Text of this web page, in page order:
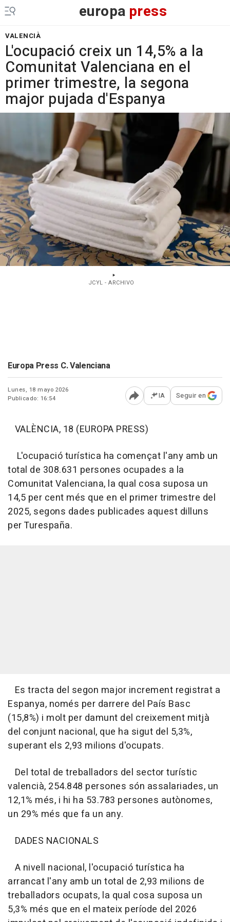
europa press
VALENCIÀ
L'ocupació creix un 14,5% a la
Comunitat Valenciana en el
primer trimestre, la segona
major pujada d'Espanya
JCYL - ARCHIVO
Europa Press C. Valenciana
Lunes, 18 mayo 2026
Publicado: 16:54
Abrir opciones para
IA Seguir en
VALÈNCIA, 18 (EUROPA PRESS)
L'ocupació turística ha començat l'any amb un
total de 308.631 persones ocupades a la
Comunitat Valenciana, la qual cosa suposa un
14,5 per cent més que en el primer trimestre del
2025, segons dades publicades aquest dilluns
per Turespaña.
Es tracta del segon major increment registrat a
Espanya, només per darrere del País Basc
(15,8%) i molt per damunt del creixement mitjà
del conjunt nacional, que ha sigut del 5,3%,
superant els 2,93 milions d'ocupats.
Del total de treballadors del sector turístic
valencià, 254.848 persones són assalariades, un
12,1% més, i hi ha 53.783 persones autònomes,
un 29% més que fa un any.
DADES NACIONALS
A nivell nacional, l'ocupació turística ha
arrancat l'any amb un total de 2,93 milions de
treballadors ocupats, la qual cosa suposa un
5,3% més que en el mateix període del 2026